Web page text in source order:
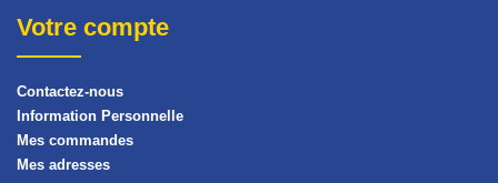
Votre compte
Contactez-nous
Information Personnelle
Mes commandes
Mes adresses